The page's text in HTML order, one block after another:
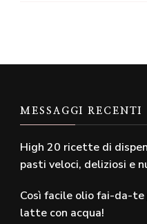
MESSAGGI RECENTI
High 20 ricette di
pasti veloci, deliziosi e
Così facile olio fai-da-
latte con acqua!